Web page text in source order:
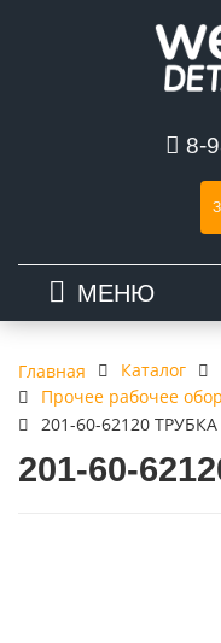
8-
МЕНЮ
Главная Каталог
Прочее рабочее
201-60-62120 ТРУБКА
201-60-